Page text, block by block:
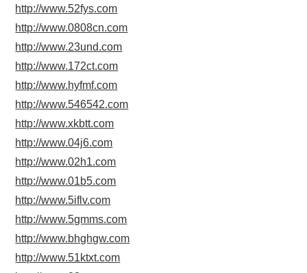
http://www.52fys.com
http://www.0808cn.com
http://www.23und.com
http://www.172ct.com
http://www.hyfmf.com
http://www.546542.com
http://www.xkbtt.com
http://www.04j6.com
http://www.02h1.com
http://www.01b5.com
http://www.5iflv.com
http://www.5gmms.com
http://www.bhghgw.com
http://www.51ktxt.com